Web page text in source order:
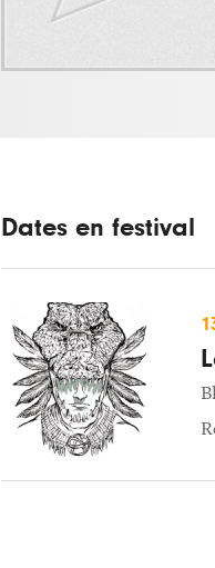
Dates en festival